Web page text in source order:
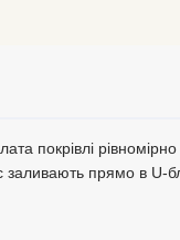
покрівлі
заливають прямо в U-